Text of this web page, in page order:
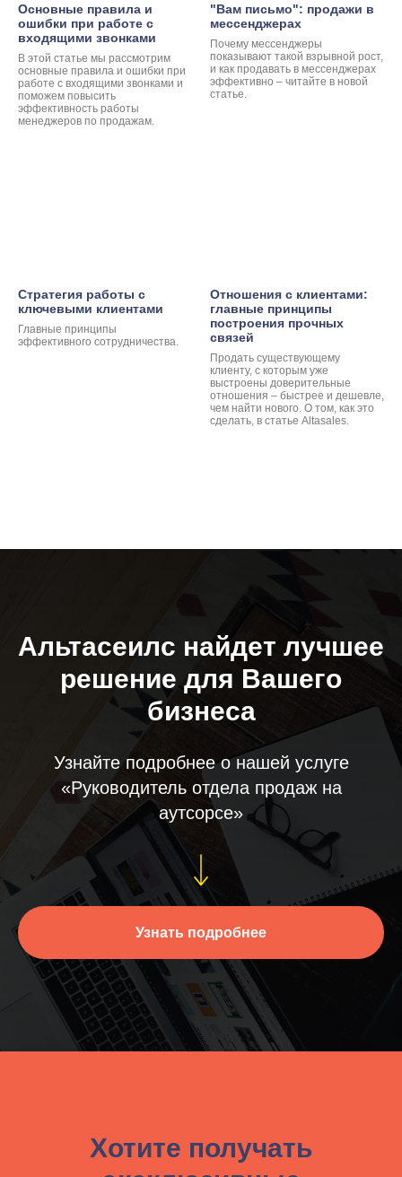
Основные правила и
ошибки при работе с
входящими звонками
В этой статье мы рассмотрим
основные правила и ошибки при
работе с входящими звонками и
поможем повысить
эффективность работы
менеджеров по продажам.
"Вам письмо": продажи в
мессенджерах
Почему мессенджеры
показывают такой взрывной рост,
и как продавать в мессенджерах
эффективно – читайте в новой
статье.
Стратегия работы с
ключевыми клиентами
Главные принципы
эффективного сотрудничества.
Отношения с клиентами:
главные принципы
построения прочных
связей
Продать существующему
клиенту, с которым уже
выстроены доверительные
отношения – быстрее и дешевле,
чем найти нового. О том, как это
сделать, в статье Altasales.
Альтасеилс найдет лучшее
решение для Вашего
бизнеса
Узнайте подробнее о нашей услуге
«Руководитель отдела продаж на
аутсорсе»
Узнать подробнее
Хотите получать